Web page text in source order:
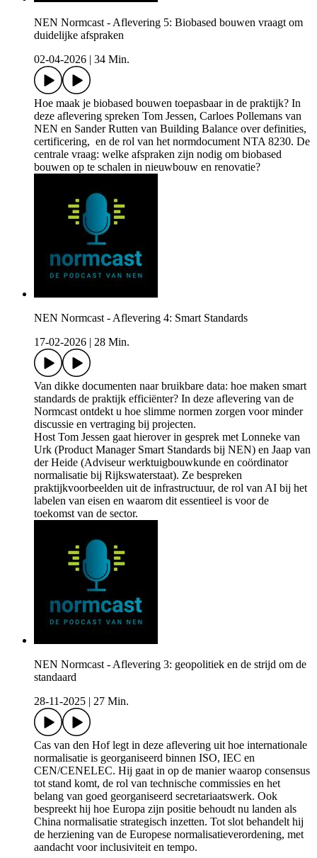
NEN Normcast - Aflevering 5: Biobased bouwen vraagt om
duidelijke afspraken
02-04-2026
34 Min.
Hoe maak je biobased bouwen toepasbaar in de praktijk? In
deze aflevering spreken Tom Jessen, Carloes Pollemans van
NEN en Sander Rutten van Building Balance over definities,
certificering, en de rol van het normdocument NTA 8230. De
centrale vraag: welke afspraken zijn nodig om biobased
bouwen op te schalen in nieuwbouw en renovatie?
NEN Normcast - Aflevering 4: Smart Standards
17-02-2026
28 Min.
Van dikke documenten naar bruikbare data: hoe maken smart
standards de praktijk efficiënter? In deze aflevering van de
Normcast ontdekt u hoe slimme normen zorgen voor minder
discussie en vertraging bij projecten.
Host Tom Jessen gaat hierover in gesprek met Lonneke van
Urk (Product Manager Smart Standards bij NEN) en Jaap van
der Heide (Adviseur werktuigbouwkunde en coördinator
normalisatie bij Rijkswaterstaat). Ze bespreken
praktijkvoorbeelden uit de infrastructuur, de rol van AI bij het
labelen van eisen en waarom dit essentieel is voor de
toekomst van de sector.
NEN Normcast - Aflevering 3: geopolitiek en de strijd om de
standaard
28-11-2025
27 Min.
Cas van den Hof legt in deze aflevering uit hoe internationale
normalisatie is georganiseerd binnen ISO, IEC en
CEN/CENELEC. Hij gaat in op de manier waarop consensus
tot stand komt, de rol van technische commissies en het
belang van goed georganiseerd secretariaatswerk. Ook
bespreekt hij hoe Europa zijn positie behoudt nu landen als
China normalisatie strategisch inzetten. Tot slot behandelt hij
de herziening van de Europese normalisatieverordening, met
aandacht voor inclusiviteit en tempo.